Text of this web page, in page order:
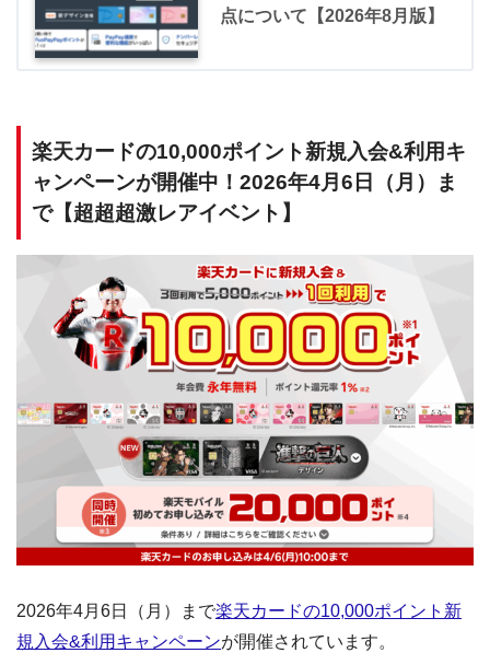
点について【2026年8月版】
楽天カードの10,000ポイント新規入会&利用キ
ャンペーンが開催中！2026年4月6日（月）ま
で【超超超激レアイベント】
2026年4月6日（月）まで楽天カードの10,000ポイント新
規入会&利用キャンペーンが開催されています。